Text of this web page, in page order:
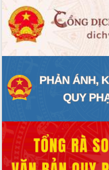
thực
Quyết liệt tháo gỡ vướng mắc, đẩy
nhanh tiến độ các dự án trọng điểm
trong Khu kinh tế Nam Phú Yên
Hòn Yến phát triển du lịch gắn với bảo
Lấy ý kiến điều chỉnh Quy hoạch tỉnh
Đắk Lắk thời kỳ 2021-2030, tầm nhìn
đến năm 2050
giải phóng mặt bằng Tuyến đường bộ
ven biển
Đắk Lắk nỗ lực thúc đẩy tăng trưởng
kinh tế từ 10% trở lên trong Quý
II/2026